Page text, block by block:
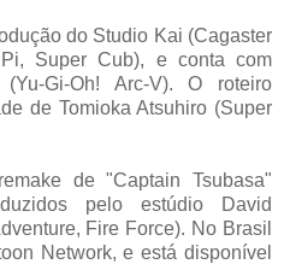
do Studio Kai (Cagaster
Super Cub), e conta com
Gi-Oh! Arc-V). O roteiro
de Tomioka Atsuhiro (Super
de "Captain Tsubasa"
pelo estúdio David
Fire Force). No Brasil
Network, e está disponível